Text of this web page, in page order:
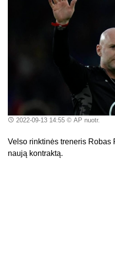
2022-09-13 14:55© AP nuotr.
Velso rinktinės treneris
naują kontraktą.